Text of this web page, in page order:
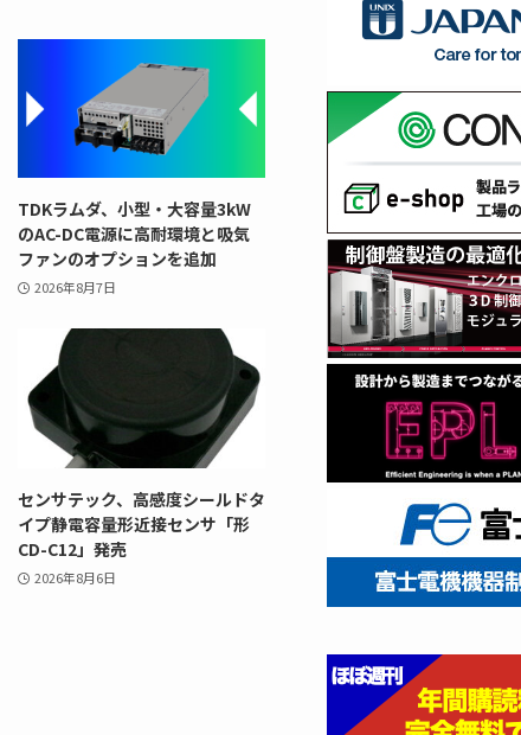
TDKラムダ、小型・大容量3kW
のAC-DC電源に高耐環境と吸気
ファンのオプションを追加
2026年8月7日
センサテック、高感度シールドタ
イプ静電容量形近接センサ「形
CD-C12」発売
2026年8月6日